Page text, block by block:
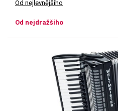
Od nejlevnějšího
Od nejdražšího